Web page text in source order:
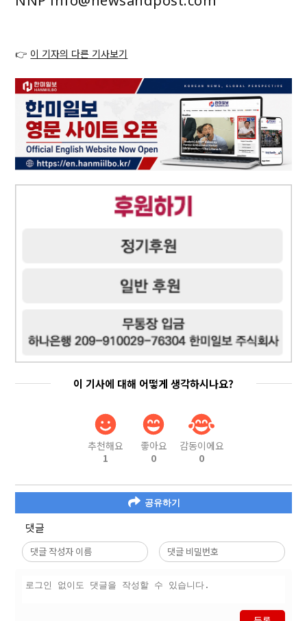
👉 이 기자의 다른 기사보기
이 기사에 대해 어떻게 생각하시나요?
추천해요
1
좋아요
0
감동이에요
0
공유하기
댓글